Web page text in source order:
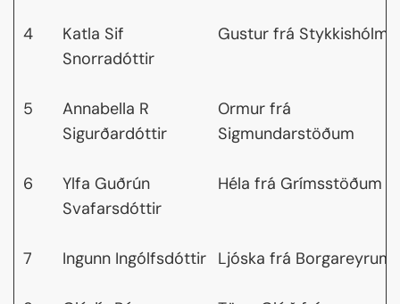
4
Katla Sif
Snorradóttir
Gustur frá Stykkishólmi
5
Annabella R
Sigurðardóttir
Ormur frá
Sigmundarstöðum
6
Ylfa Guðrún
Svafarsdóttir
Héla frá Grímsstöðum
7 Ingunn Ingólfsdóttir Ljóska frá Borgareyrum